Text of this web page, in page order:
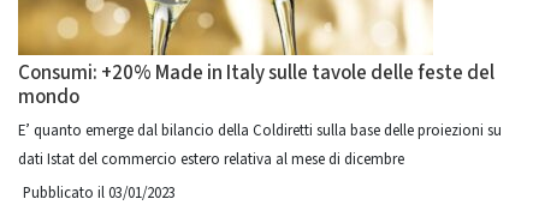
Consumi: +20% Made in Italy sulle tavole delle feste del
mondo
E’ quanto emerge dal bilancio della Coldiretti sulla base delle proiezioni su
dati Istat del commercio estero relativa al mese di dicembre
Pubblicato il 03/01/2023